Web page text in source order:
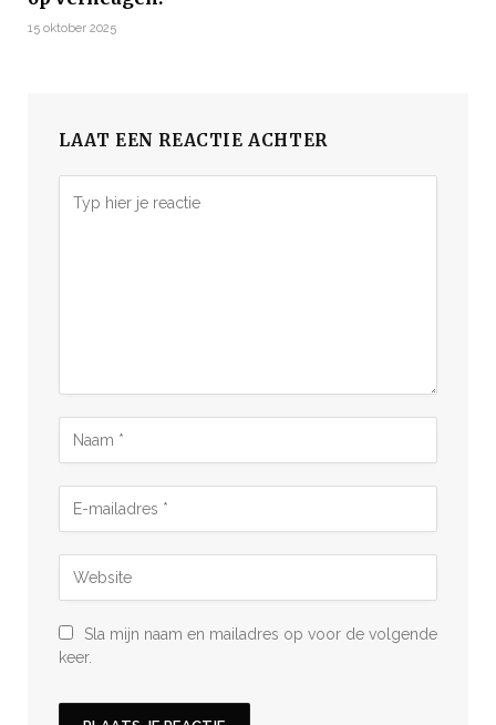
15 oktober 2025
LAAT EEN REACTIE ACHTER
Sla mijn naam en mailadres op voor de volgende
keer.